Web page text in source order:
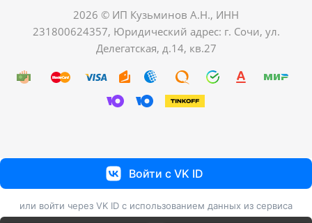
2026 © ИП Кузьминов А.Н., ИНН
231800624357, Юридический адрес: г. Сочи, ул.
Делегатская, д.14, кв.27
Войти с VK ID
или войти через VK ID с использованием данных из сервиса